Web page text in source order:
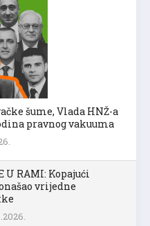
šume, Vlada HNŽ-a
pravnog vakuuma
U RAMI: Kopajući
vrijedne